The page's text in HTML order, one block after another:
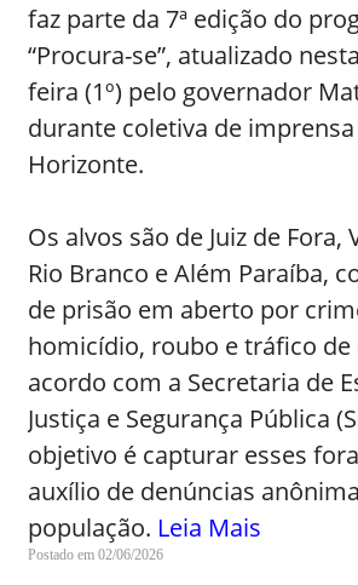
faz parte da 7ª edição do
“Procura-se”, atualizado
feira (1º) pelo governador
durante coletiva de
Horizonte.
Os alvos são de Juiz de Fora,
Rio Branco e Além Paraíba,
de prisão em aberto por
homicídio, roubo e tráfico de
acordo com a Secretaria de
Justiça e Segurança Pública
objetivo é capturar esses
auxílio de denúncias
população. Leia Mais
Postado em 02/06/2026